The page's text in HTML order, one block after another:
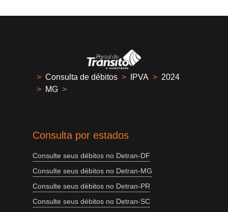
> Consulta de débitos > IPVA > 2024
> MG >
Consulta por estados
Consulte seus débitos no Detran-DF
Consulte seus débitos no Detran-MG
Consulte seus débitos no Detran-PR
Consulte seus débitos no Detran-SC